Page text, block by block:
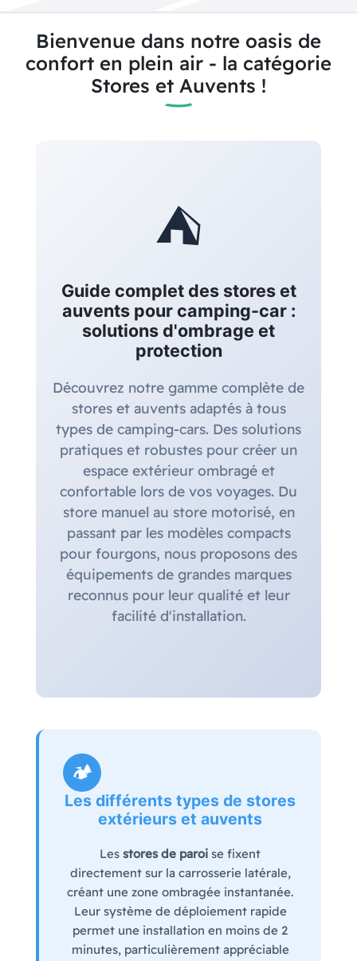
Bienvenue dans notre oasis de
confort en plein air - la catégorie
Stores et Auvents !
⛺
Guide complet des stores et
auvents pour camping-car :
solutions d'ombrage et
protection
Découvrez notre gamme complète de
stores et auvents adaptés à tous
types de camping-cars. Des solutions
pratiques et robustes pour créer un
espace extérieur ombragé et
confortable lors de vos voyages. Du
store manuel au store motorisé, en
passant par les modèles compacts
pour fourgons, nous proposons des
équipements de grandes marques
reconnus pour leur qualité et leur
facilité d'installation.
🏕️
Les différents types de stores
extérieurs et auvents
Les stores de paroi se fixent
directement sur la carrosserie latérale,
créant une zone ombragée instantanée.
Leur système de déploiement rapide
permet une installation en moins de 2
minutes, particulièrement appréciable